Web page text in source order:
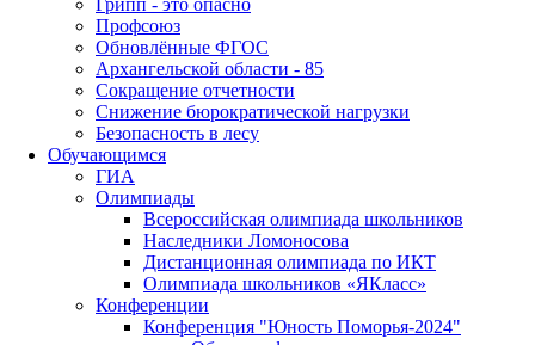
Профсоюз
Обновлённые ФГОС
Архангельской области - 85
Сокращение отчетности
Снижение бюрократической нагрузки
Безопасность в лесу
Обучающимся
ГИА
Олимпиады
Всероссийская олимпиада школьников
Наследники Ломоносова
Дистанционная олимпиада по ИКТ
Олимпиада школьников «ЯКласс»
Конференции
Конференция "Юность Поморья-2024"